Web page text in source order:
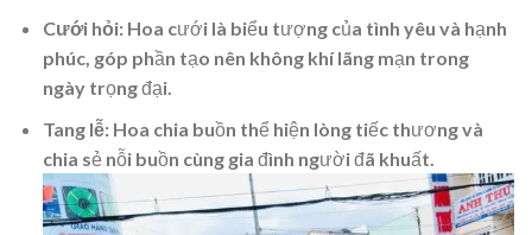
Cưới hỏi: Hoa cưới là biểu tượng của tình yêu và hạnh
phúc, góp phần tạo nên không khí lãng mạn trong
ngày trọng đại.
Tang lễ: Hoa chia buồn thể hiện lòng tiếc thương và
chia sẻ nỗi buồn cùng gia đình người đã khuất.